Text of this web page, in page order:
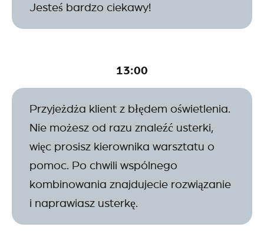
Jesteś bardzo ciekawy!
13:00
Przyjeżdża klient z błędem oświetlenia.
Nie możesz od razu znaleźć usterki,
więc prosisz kierownika warsztatu o
pomoc. Po chwili wspólnego
kombinowania znajdujecie rozwiązanie
i naprawiasz usterkę.